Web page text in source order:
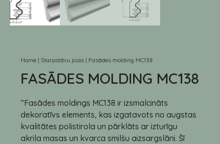
Home | Starpstāvu josla | Fasādes molding MC138
FASĀDES MOLDING MC138
“Fasādes moldings MC138 ir izsmalcināts
dekoratīvs elements, kas izgatavots no augstas
kvalitātes polistirola un pārklāts ar izturīgu
akrila masas un kvarca smilšu aizsargslāni. Šī